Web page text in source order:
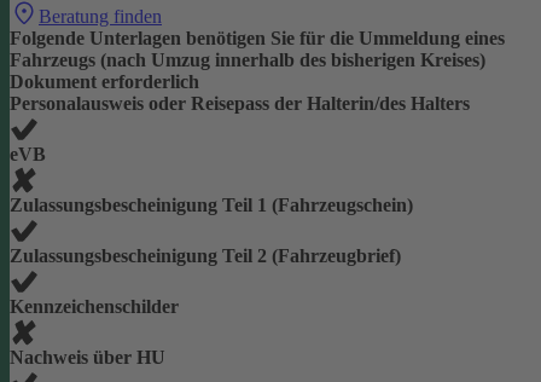
Beratung finden
Folgende Unterlagen benötigen Sie für die Ummeldung eines
Fahrzeugs (nach Umzug innerhalb des bisherigen Kreises)
Dokument erforderlich
Personalausweis oder Reisepass der Halterin/des Halters
eVB
Zulassungsbescheinigung Teil 1 (Fahrzeugschein)
Zulassungsbescheinigung Teil 2 (Fahrzeugbrief)
Kennzeichenschilder
Nachweis über HU